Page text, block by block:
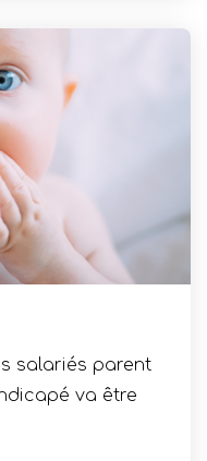
salariés parent
va être